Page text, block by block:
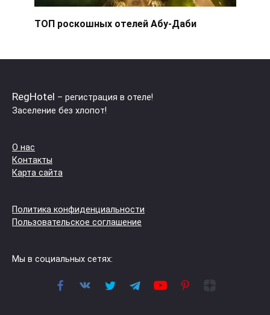
ТОП роскошных отелей Абу-Даби
RegHotel – регистрация в отеле!
Заселение без хлопот!
О нас
Контакты
Карта сайта
Политика конфиденциальности
Пользовательское соглашение
Мы в социальных сетях: